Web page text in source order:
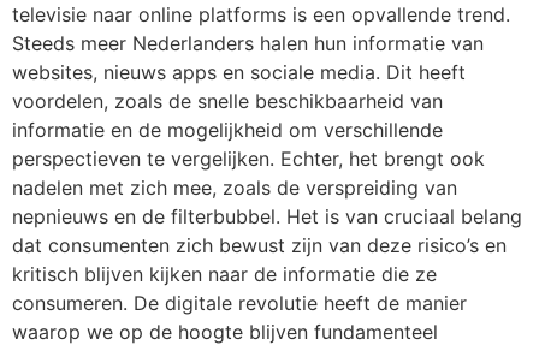
televisie naar online platforms is een opvallende trend.
Steeds meer Nederlanders halen hun informatie van
websites, nieuws apps en sociale media. Dit heeft
voordelen, zoals de snelle beschikbaarheid van
informatie en de mogelijkheid om verschillende
perspectieven te vergelijken. Echter, het brengt ook
nadelen met zich mee, zoals de verspreiding van
nepnieuws en de filterbubbel. Het is van cruciaal belang
dat consumenten zich bewust zijn van deze risico’s en
kritisch blijven kijken naar de informatie die ze
consumeren. De digitale revolutie heeft de manier
waarop we op de hoogte blijven fundamenteel